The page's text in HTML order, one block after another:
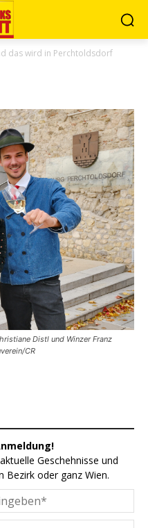
das wird in Perchtoldsdorf
Distl und Winzer Franz
CR
Geschehnisse und
Bezirk oder ganz Wien.